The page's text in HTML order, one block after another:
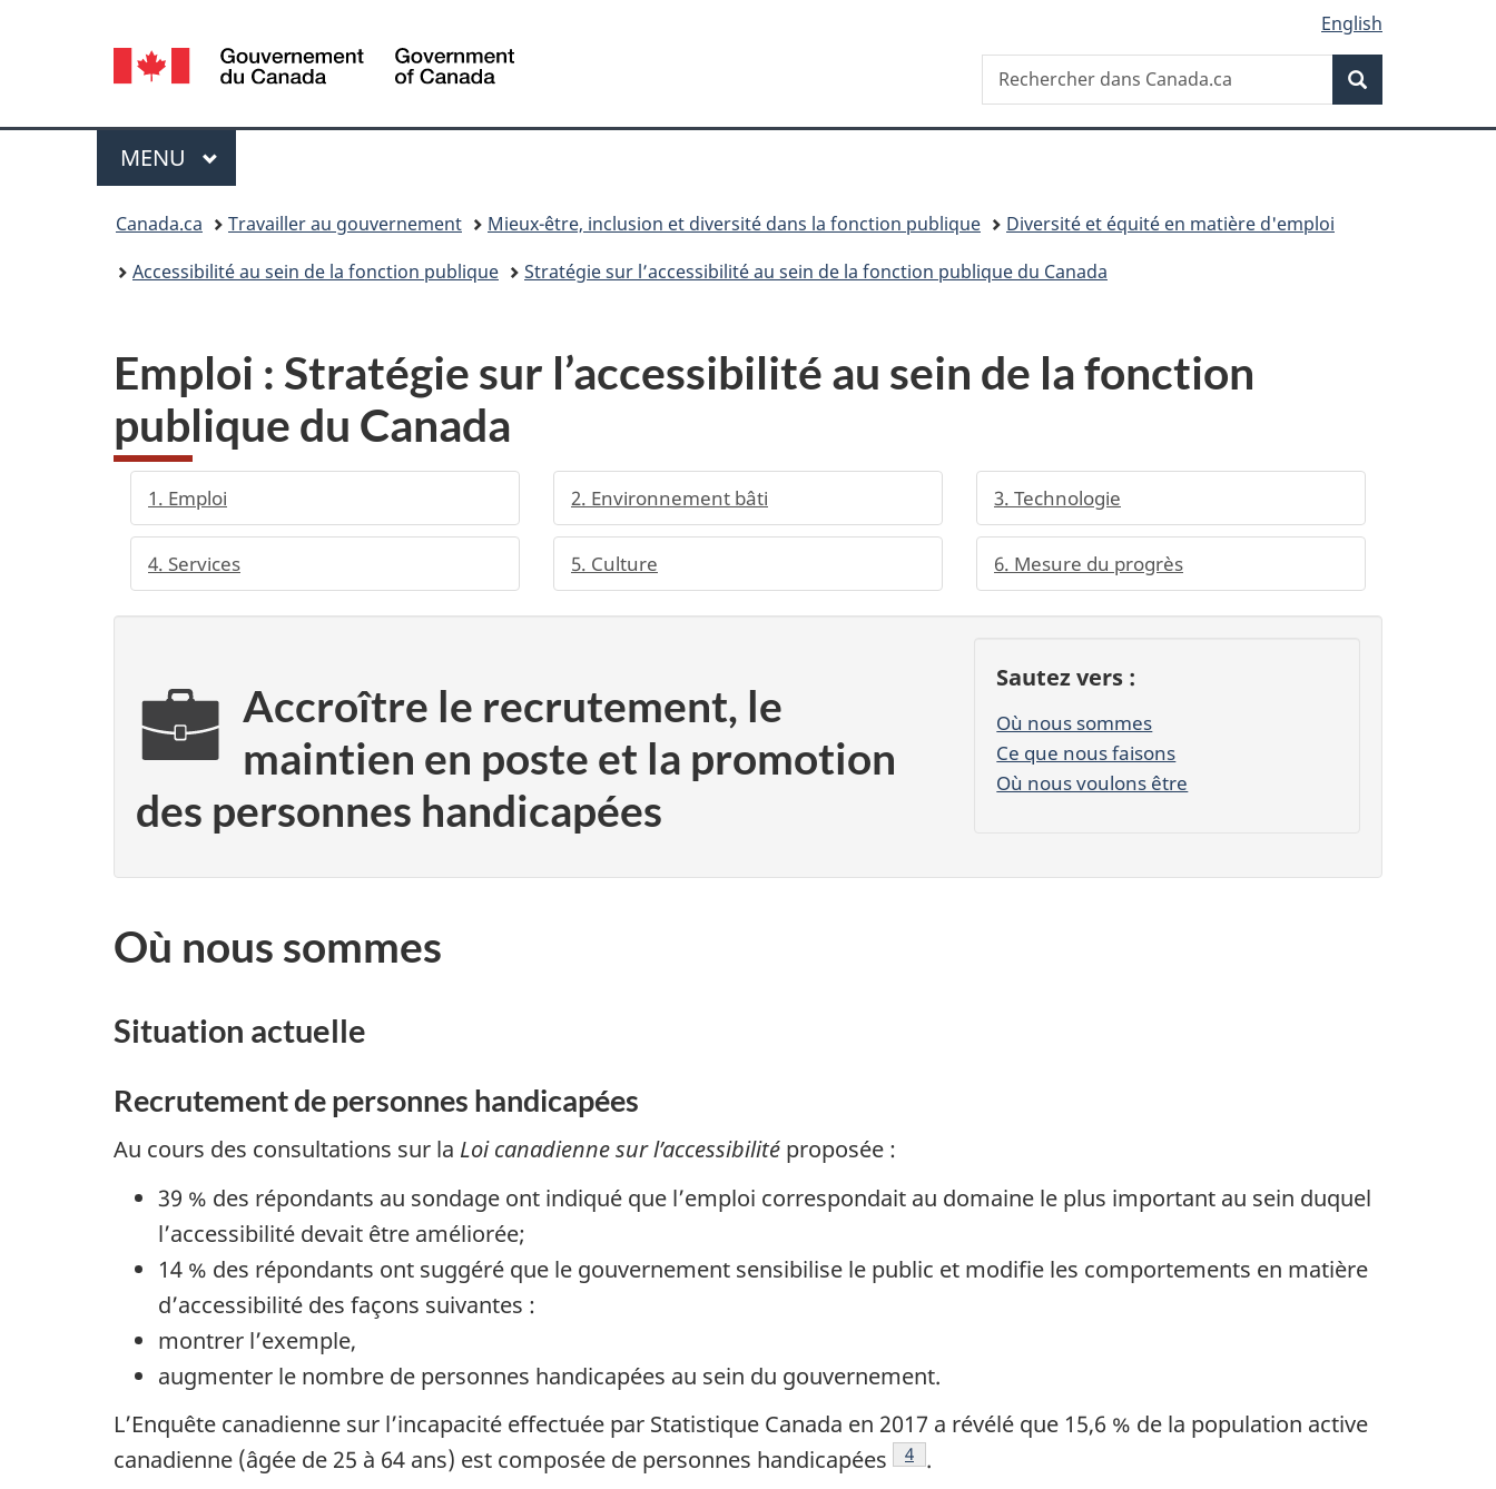
sujet
HTML
Sélection
de
la
langue
English
Canada
Recherche
Rechercher
dans
Menu
MENU PRINCIPAL
Canada.ca Travailler au gouvernement Mieux-être, inclusion et diversité dans la fonction publique
Diversité et équité en matière d'emploi
Accessibilité au sein de la fonction publique
Stratégie sur l’accessibilité au sein de la fonction publique du Canada
Emploi : Stratégie sur l’accessibilité au sein de la fonction
publique du Canada
1. Emploi 2. Environnement bâti 3. Technologie
4. Services 5. Culture 6. Mesure du progrès
Accroître le recrutement, le
maintien en poste et la promotion
des personnes handicapées
Sautez vers :
Où nous sommes
Ce que nous faisons
Où nous voulons être
Où nous sommes
Situation actuelle
Recrutement de personnes handicapées
Au cours des consultations sur la Loi canadienne sur l’accessibilité proposée :
39 % des répondants au sondage ont indiqué que l’emploi correspondait au domaine le plus important au sein duquel
l’accessibilité devait être améliorée;
14 % des répondants ont suggéré que le gouvernement sensibilise le public et modifie les comportements en matière
d’accessibilité des façons suivantes :
montrer l’exemple,
augmenter le nombre de personnes handicapées au sein du gouvernement.
L’Enquête canadienne sur l’incapacité effectuée par Statistique Canada en 2017 a révélé que 15,6 % de la population active
canadienne (âgée de 25 à 64 ans) est composée de personnes handicapées
Voir la note en bas de page
4 .